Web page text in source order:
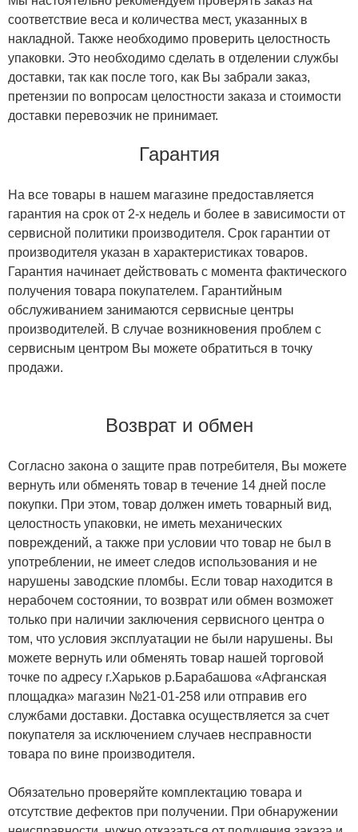
соответствие веса и количества мест, указанных в
накладной. Также необходимо проверить целостность
упаковки. Это необходимо сделать в отделении службы
доставки, так как после того, как Вы забрали заказ,
претензии по вопросам целостности заказа и стоимости
доставки перевозчик не принимает.
Гарантия
На все товары в нашем магазине предоставляется
гарантия на срок от 2-х недель и более в зависимости от
сервисной политики производителя. Срок гарантии от
производителя указан в характеристиках товаров.
Гарантия начинает действовать с момента фактического
получения товара покупателем. Гарантийным
обслуживанием занимаются сервисные центры
производителей. В случае возникновения проблем с
сервисным центром Вы можете обратиться в точку
продажи.
Возврат и обмен
Согласно закона о защите прав потребителя, Вы можете
вернуть или обменять товар в течение 14 дней после
покупки. При этом, товар должен иметь товарный вид,
целостность упаковки, не иметь механических
повреждений, а также при условии что товар не был в
употреблении, не имеет следов использования и не
нарушены заводские пломбы. Если товар находится в
нерабочем состоянии, то возврат или обмен возможет
только при наличии заключения сервисного центра о
том, что условия эксплуатации не были нарушены. Вы
можете вернуть или обменять товар нашей торговой
точке по адресу г.Харьков р.Барабашова «Афганская
площадка» магазин №21-01-258 или отправив его
службами доставки. Доставка осуществляется за счет
покупателя за исключением случаев несправности
товара по вине производителя.
Обязательно проверяйте комплектацию товара и
отсутствие дефектов при получении. При обнаружении